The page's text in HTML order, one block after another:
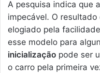
A pesquisa indica que
impecável. O
elogiado pela
esse modelo para
inicialização pode ser
o carro pela primeira